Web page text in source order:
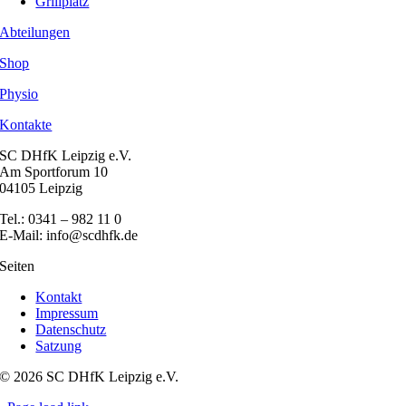
Abteilungen
Shop
Physio
Kontakte
SC DHfK Leipzig e.V.
Am Sportforum 10
04105 Leipzig
Tel.: 0341 – 982 11 0
E-Mail: info@scdhfk.de
Seiten
Kontakt
Impressum
Datenschutz
Satzung
© 2026 SC DHfK Leipzig e.V.